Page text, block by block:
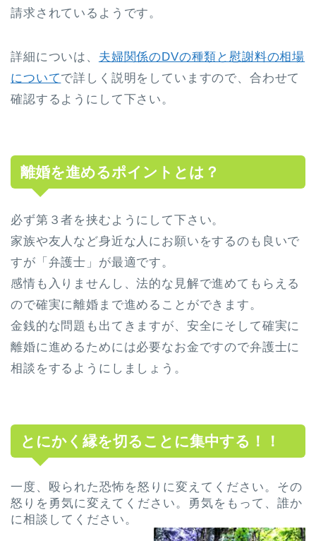
請求されているようです。
詳細についは、 夫婦関係のDVの種類と慰謝料の相場
についてで詳しく説明をしていますので、合わせて
確認するようにして下さい。
離婚を進めるポイントとは？
必ず第３者を挟むようにして下さい。
家族や友人など身近な人にお願いをするのも良いで
すが「弁護士」が最適です。
感情も入りませんし、法的な見解で進めてもらえる
ので確実に離婚まで進めることができます。
金銭的な問題も出てきますが、安全にそして確実に
離婚に進めるためには必要なお金ですので弁護士に
相談をするようにしましょう。
とにかく縁を切ることに集中する！！
一度、殴られた恐怖を怒りに変えてください。その
怒りを勇気に変えてください。勇気をもって、誰か
に相談してください。